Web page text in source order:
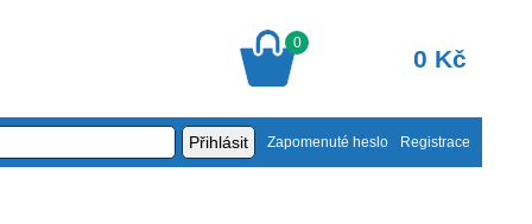
0
0 Kč
Zapomenuté heslo Registrace